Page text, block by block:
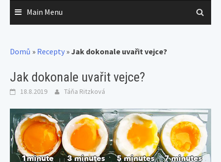
Main Menu
Domů » Recepty » Jak dokonale uvařit vejce?
Jak dokonale uvařit vejce?
18.8.2019 Táňa Ritzková